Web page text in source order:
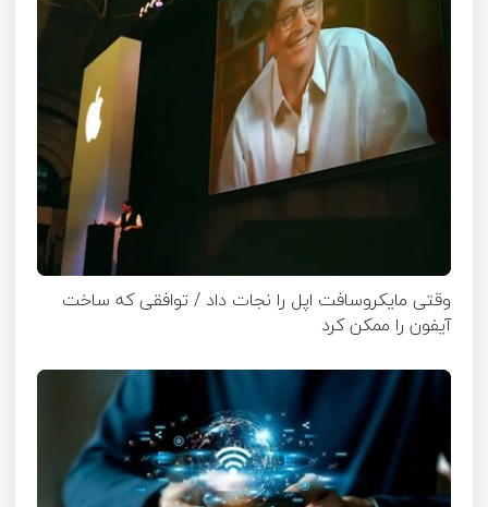
وقتی مایکروسافت اپل را نجات داد / توافقی که ساخت
آیفون را ممکن کرد